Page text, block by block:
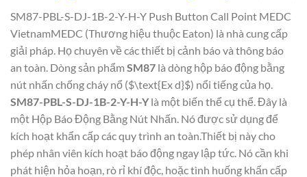
SM87-PBL-S-DJ-1B-2-Y-H-Y Push Button Call Point MEDC
VietnamMEDC (Thương hiệu thuộc Eaton) là nhà cung cấp
giải pháp. Họ chuyên về các thiết bị cảnh báo và thông báo
an toàn. Dòng sản phẩm SM87 là dòng hộp báo động bằng
nút nhấn chống cháy nổ ($\text{Ex d}$) nổi tiếng của họ.
SM87-PBL-S-DJ-1B-2-Y-H-Ylà một biến thể cụ thể. Đây là
một Hộp Báo Động Bằng Nút Nhấn. Nó được sử dụng để
kích hoạt khẩn cấp các quy trình an toàn.Thiết bị này cho
phép nhân viên kích hoạt báo động ngay lập tức. Nó cần khi
phát hiện hỏa hoạn, rò rỉ khí độc, hoặc tình huống khẩn cấp